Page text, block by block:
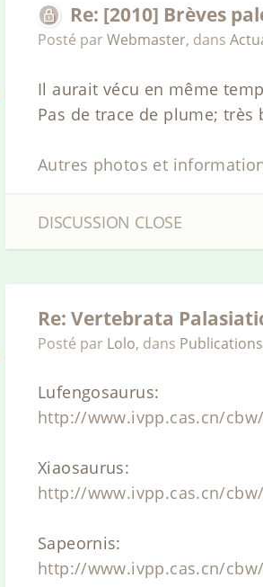
Re: [2010] Brèves
Posté parWebmaster, dans
Il aurait vécu en même
Pas de trace de plume;
Autres photos et
DISCUSSION CLOSE
Re: Vertebrata
Posté par Lolo, dans
Lufengosaurus:
http://www.ivpp.cas.cn/
Xiaosaurus:
http://www.ivpp.cas.cn/
Sapeornis:
http://www.ivpp.cas.cn/